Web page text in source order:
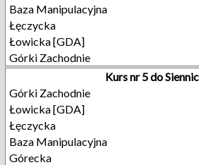
Baza Manipulacyjna
Łęczycka
Łowicka [GDA]
Górki Zachodnie
Kurs nr 5 do
Górki Zachodnie
Łowicka [GDA]
Łęczycka
Baza Manipulacyjna
Górecka